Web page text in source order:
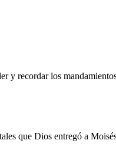
y recordar los
que Dios entregó a